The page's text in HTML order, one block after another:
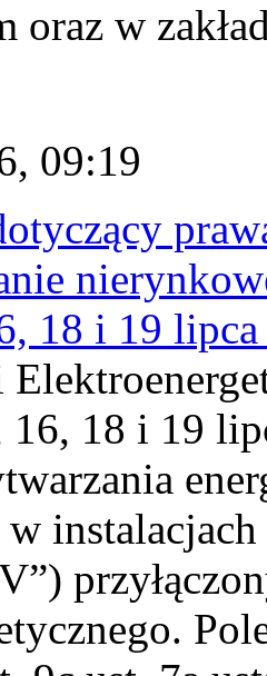
oraz w
09:19
18 i 19
18 i 19
w